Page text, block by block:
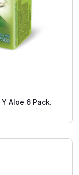
Aloe 6 Pack.